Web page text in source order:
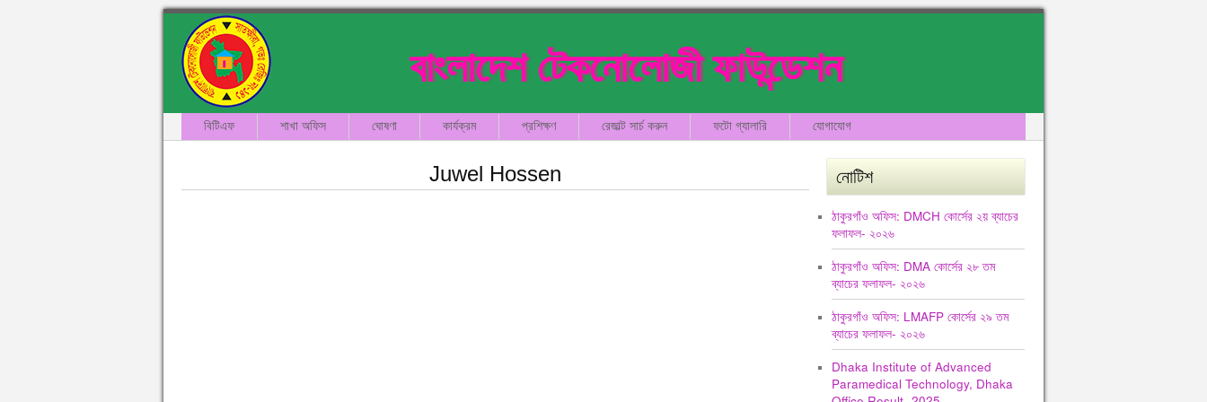
বাংলাদেশ টেকনোলোজী ফাউন্ডেশন
বিটিএফ শাখা অফিস ঘোষণা কার্যক্রম প্রশিক্ষণ রেজাল্ট সার্চ করুন ফটো গ্যালারি যোগাযোগ
Juwel Hossen নোটিশ
ঠাকুরগাঁও অফিস: DMCH কোর্সের ২য় ব্যাচের
ফলাফল- ২০২৬
ঠাকুরগাঁও অফিস: DMA কোর্সের ২৮ তম
ব্যাচের ফলাফল- ২০২৬
ঠাকুরগাঁও অফিস: LMAFP কোর্সের ২৯ তম
ব্যাচের ফলাফল- ২০২৬
Dhaka Institute of Advanced
Paramedical Technology, Dhaka